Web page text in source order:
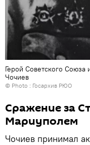
Герой Советского
Чочиев
© Photo : Госархив РЮО
Сражение за
Мариуполем
Чочиев принимал